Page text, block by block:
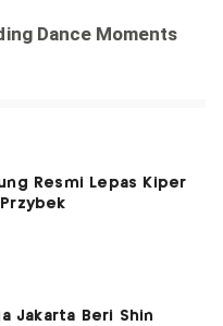
Resmi Lepas Kiper
Jakarta Beri Shin